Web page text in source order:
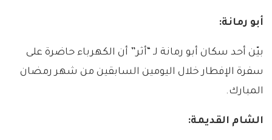
أبو رمانة:
بيّن أحد سكان أبو رمانة لـ “أثر” أن الكهرباء حاضرة على
سفرة الإفطار خلال اليومين السابقين من شهر رمضان
المبارك.
الشام القديمة: